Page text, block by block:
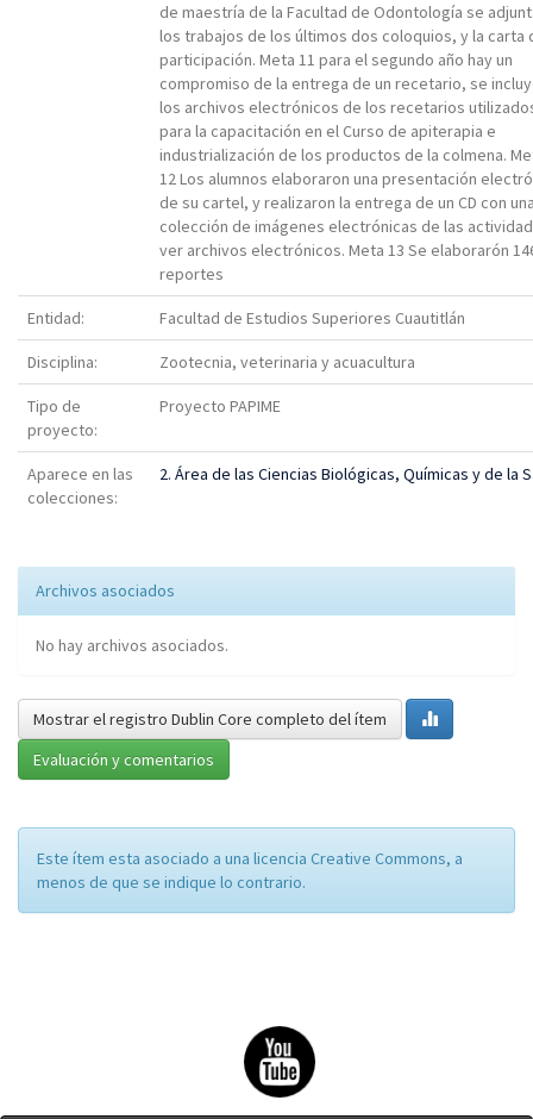
de maestría de la Facultad de Odontología se
los trabajos de los últimos dos coloquios, y la carta
participación. Meta 11 para el segundo año hay un
compromiso de la entrega de un recetario, se
los archivos electrónicos de los recetarios
para la capacitación en el Curso de apiterapia e
industrialización de los productos de la colmena.
12 Los alumnos elaboraron una presentación
de su cartel, y realizaron la entrega de un CD con
colección de imágenes electrónicas de las
ver archivos electrónicos. Meta 13 Se elaborarón
reportes
Entidad: Facultad de Estudios Superiores Cuautitlán
Disciplina: Zootecnia, veterinaria y acuacultura
Tipo de
proyecto:
Proyecto PAPIME
Aparece en las
colecciones:
2. Área de las Ciencias Biológicas, Químicas y de la
Archivos asociados
No hay archivos asociados.
Mostrar el registro Dublin Core completo del ítem
Evaluación y comentarios
Este ítem esta asociado a una licencia Creative Commons, a
menos de que se indique lo contrario.